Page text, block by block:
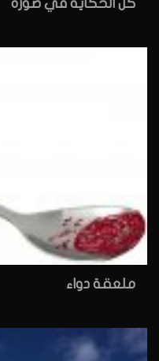
كل الحكاية في صورة
ملعقة دواء